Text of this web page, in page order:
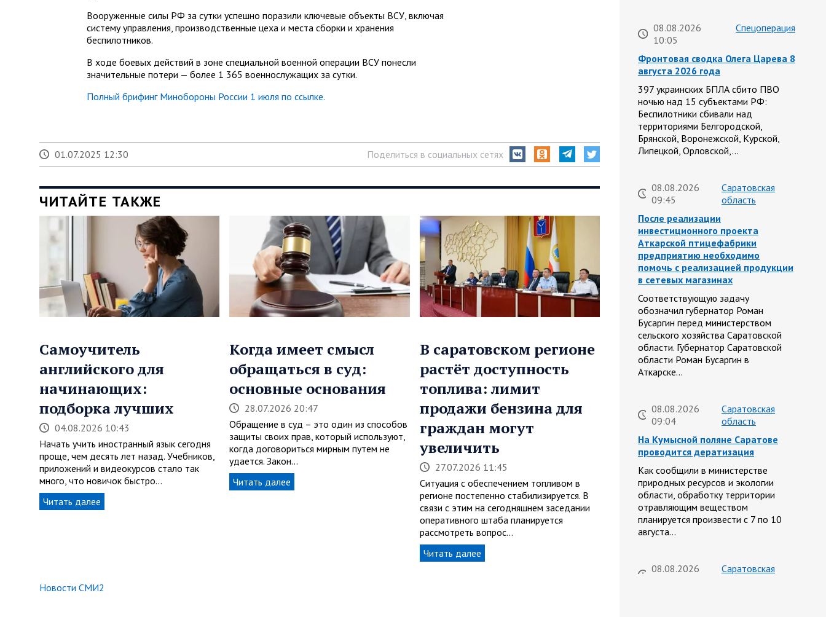
Вооруженные силы РФ за сутки успешно поразили ключевые объекты ВСУ, включая
систему управления, производственные цеха и места сборки и хранения
беспилотников.
В ходе боевых действий в зоне специальной военной операции ВСУ понесли
значительные потери — более 1 365 военнослужащих за сутки.
Полный брифинг Минобороны России 1 июля по ссылке.
01.07.2025 12:30 Поделиться в социальных сетях
ЧИТАЙТЕ ТАКЖЕ
Самоучитель
английского для
начинающих:
подборка лучших
04.08.2026 10:43
Начать учить иностранный язык сегодня
проще, чем десять лет назад. Учебников,
приложений и видеокурсов стало так
много, что новичок быстро…
Читать далее
Когда имеет смысл
обращаться в суд:
основные основания
28.07.2026 20:47
Обращение в суд – это один из способов
защиты своих прав, который используют,
когда договориться мирным путем не
удается. Закон…
Читать далее
В саратовском регионе
растёт доступность
топлива: лимит
продажи бензина для
граждан могут
увеличить
27.07.2026 11:45
Ситуация с обеспечением топливом в
регионе постепенно стабилизируется. В
связи с этим на сегодняшнем заседании
оперативного штаба планируется
рассмотреть вопрос…
Читать далее
Новости СМИ2
08.08.2026
10:05
Спецоперация
Фронтовая сводка Олега Царева 8
августа 2026 года
397 украинских БПЛА сбито ПВО
ночью над 15 субъектами РФ:
Беспилотники сбивали над
территориями Белгородской,
Брянской, Воронежской, Курской,
Липецкой, Орловской,…
08.08.2026
09:45
Саратовская
область
После реализации
инвестиционного проекта
Аткарской птицефабрики
предприятию необходимо
помочь с реализацией продукции
в сетевых магазинах
Соответствующую задачу
обозначил губернатор Роман
Бусаргин перед министерством
сельского хозяйства Саратовской
области. Губернатор Саратовской
области Роман Бусаргин в
Аткарске…
08.08.2026
09:04
Саратовская
область
На Кумысной поляне Саратове
проводится дератизация
Как сообщили в министерстве
природных ресурсов и экологии
области, обработку территории
отравляющим веществом
планируется произвести с 7 по 10
августа…
08.08.2026
Саратовская